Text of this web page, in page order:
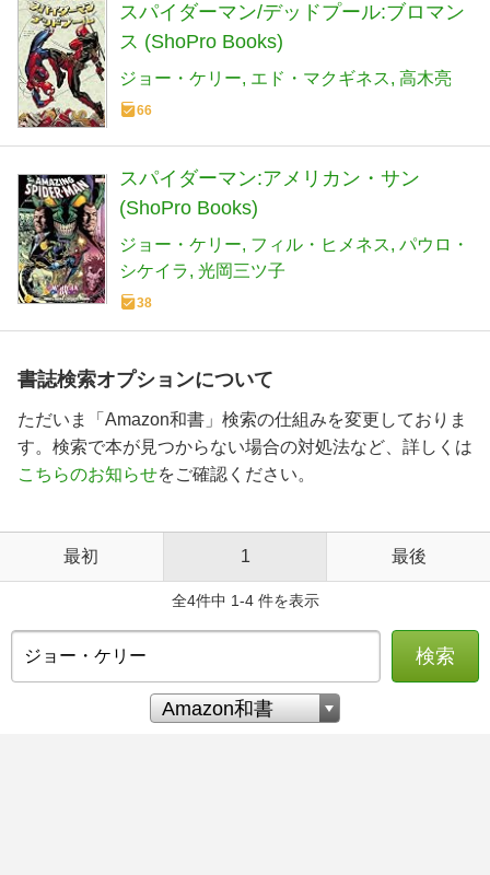
スパイダーマン/デッドプール:ブロマン
ス (ShoPro Books)
ジョー・ケリー エド・マクギネス 高木亮
66
スパイダーマン:アメリカン・サン
(ShoPro Books)
ジョー・ケリー フィル・ヒメネス パウロ・
シケイラ 光岡三ツ子
38
書誌検索オプションについて
ただいま「Amazon和書」検索の仕組みを変更しておりま
す。検索で本が見つからない場合の対処法など、詳しくは
こちらのお知らせをご確認ください。
最初 1 最後
全4件中 1-4 件を表示
検索